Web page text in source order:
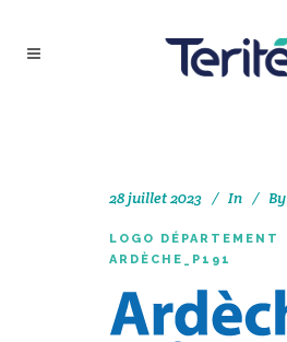
28 juillet 2023 In By
LOGO DÉPARTEMENT
ARDÈCHE_P191